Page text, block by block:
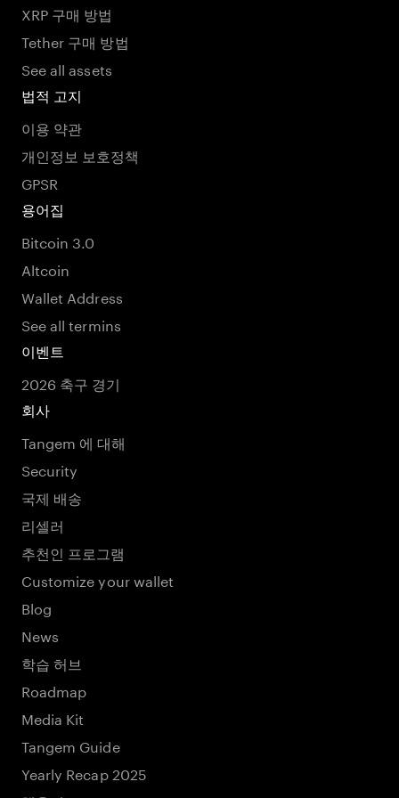
XRP 구매 방법
Tether 구매 방법
See all assets
법적 고지
이용 약관
개인정보 보호정책
GPSR
용어집
Bitcoin 3.0
Altcoin
Wallet Address
See all termins
이벤트
2026 축구 경기
회사
Tangem 에 대해
Security
국제 배송
리셀러
추천인 프로그램
Customize your wallet
Blog
News
학습 허브
Roadmap
Media Kit
Tangem Guide
Yearly Recap 2025